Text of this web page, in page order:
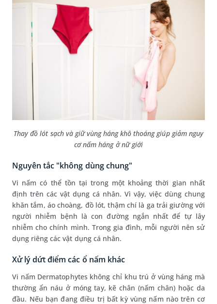
Thay đồ lót sạch và giữ vùng háng khô thoáng giúp giảm nguy
cơ nấm háng ở nữ giới
Nguyên tắc "không dùng chung"
Vi nấm có thể tồn tại trong một khoảng thời gian nhất
định trên các vật dụng cá nhân. Vì vậy, việc dùng chung
khăn tắm, áo choàng, đồ lót, thậm chí là ga trải giường với
người nhiễm bệnh là con đường ngắn nhất để tự lây
nhiễm cho chính mình. Trong gia đình, mỗi người nên sử
dụng riêng các vật dụng cá nhân.
Xử lý dứt điểm các ổ nấm khác
Vi nấm Dermatophytes không chỉ khu trú ở vùng háng mà
thường ẩn náu ở móng tay, kẽ chân (nấm chân) hoặc da
đầu. Nếu bạn đang điều trị bất kỳ vùng nấm nào trên cơ